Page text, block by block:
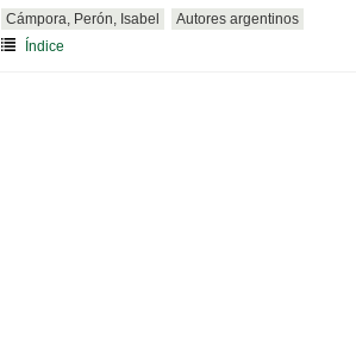
Cámpora, Perón, Isabel
Autores argentinos
Índice